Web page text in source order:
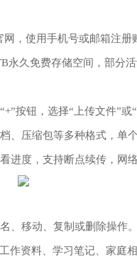
，使用手机号或邮箱注册
永久免费存储空间‌，部分
按钮，选择“上传文件”或“
、压缩包等多种格式，‌单
进度，支持断点续传，网
、移动、复制或删除操作。
作资料、学习笔记、家庭